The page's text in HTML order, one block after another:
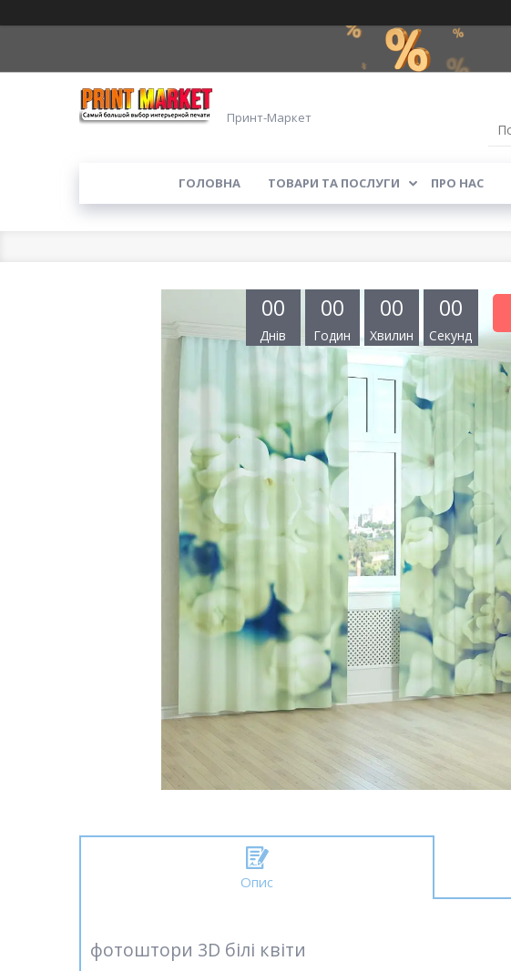
Принт-Маркет
ГОЛОВНА ТОВАРИ ТА ПОСЛУГИ ПРО НАС
00
Днів
00
Годин
00
Хвилин
00
Секунд
Опис
фотоштори 3D білі квіти